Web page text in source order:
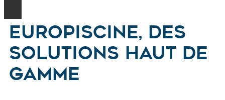
EuroPiscine, des
solutions haut de
gamme